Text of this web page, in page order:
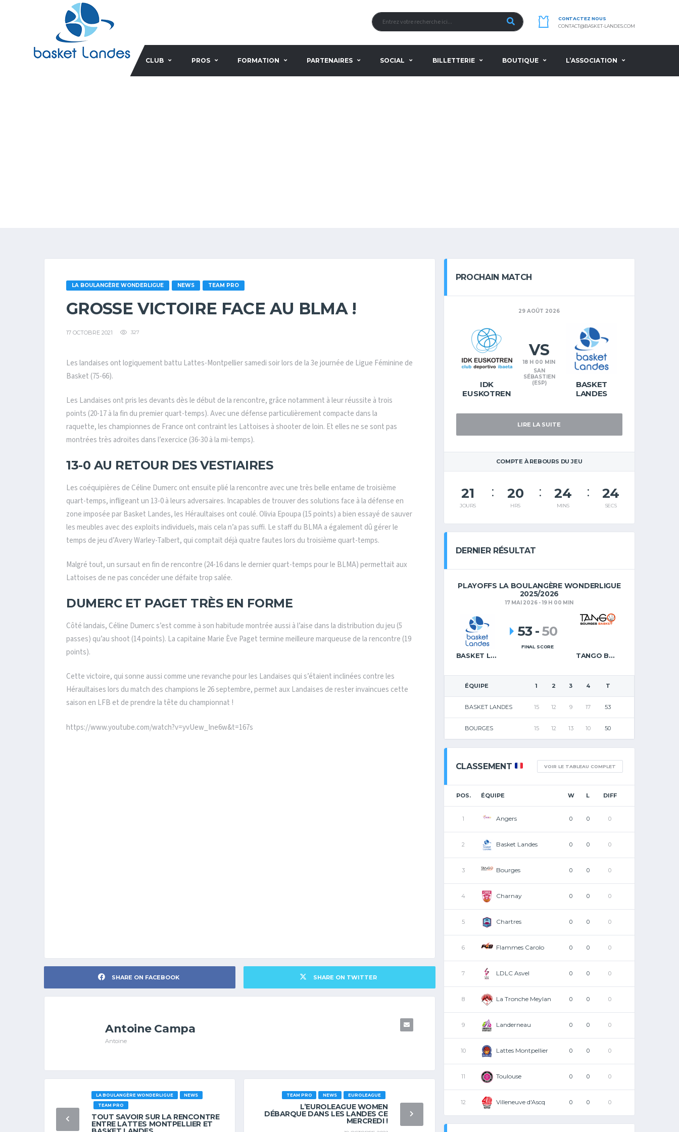
CONTACTEZ NOUS
CONTACT@BASKET-LANDES.COM
CLUB PROS FORMATION PARTENAIRES SOCIAL BILLETTERIE BOUTIQUE L’ASSOCIATION
LA BOULANGÈRE WONDERLIGUE NEWS TEAM PRO
GROSSE VICTOIRE FACE AU BLMA !
17 OCTOBRE 2021 327
Les landaises ont logiquement battu Lattes-Montpellier samedi soir lors de la 3e journée de Ligue Féminine de
Basket (75-66).
Les Landaises ont pris les devants dès le début de la rencontre, grâce notamment à leur réussite à trois
points (20-17 à la fin du premier quart-temps). Avec une défense particulièrement compacte dans la
raquette, les championnes de France ont contraint les Lattoises à shooter de loin. Et elles ne se sont pas
montrées très adroites dans l’exercice (36-30 à la mi-temps).
13-0 AU RETOUR DES VESTIAIRES
Les coéquipières de Céline Dumerc ont ensuite plié la rencontre avec une très belle entame de troisième
quart-temps, infligeant un 13-0 à leurs adversaires. Incapables de trouver des solutions face à la défense en
zone imposée par Basket Landes, les Héraultaises ont coulé. Olivia Epoupa (15 points) a bien essayé de sauver
les meubles avec des exploits individuels, mais cela n’a pas suffi. Le staff du BLMA a également dû gérer le
temps de jeu d’Avery Warley-Talbert, qui comptait déjà quatre fautes lors du troisième quart-temps.
Malgré tout, un sursaut en fin de rencontre (24-16 dans le dernier quart-temps pour le BLMA) permettait aux
Lattoises de ne pas concéder une défaite trop salée.
DUMERC ET PAGET TRÈS EN FORME
Côté landais, Céline Dumerc s’est comme à son habitude montrée aussi à l’aise dans la distribution du jeu (5
passes) qu’au shoot (14 points). La capitaine Marie Ève Paget termine meilleure marqueuse de la rencontre (19
points).
Cette victoire, qui sonne aussi comme une revanche pour les Landaises qui s’étaient inclinées contre les
Héraultaises lors du match des champions le 26 septembre, permet aux Landaises de rester invaincues cette
saison en LFB et de prendre la tête du championnat !
https://www.youtube.com/watch?v=yvUew_Ine6w&t=167s
SHARE ON FACEBOOK SHARE ON TWITTER
Antoine Campa
Antoine
LA BOULANGÈRE WONDERLIGUE
NEWS
TEAM PRO
TOUT SAVOIR SUR LA RENCONTRE
ENTRE LATTES MONTPELLIER ET
EUROLEAGUE
NEWS
TEAM PRO
L’EUROLEAGUE WOMEN
DÉBARQUE DANS LES LANDES CE
MERCREDI !
PROCHAIN MATCH
29 AOÛT 2026
IDK
EUSKOTREN
BASKET
LANDES
VS
18 H 00 MIN
SAN
SÉBASTIEN
(ESP)
LIRE LA SUITE
COMPTE À REBOURS DU JEU
21
JOURS
20
HRS
24
MINS
23
SECS
DERNIER RÉSULTAT
PLAYOFFS LA BOULANGÈRE WONDERLIGUE
2025/2026
17 MAI 2026 - 19 H 00 MIN
BASKET LANDES TANGO BOURGES BASKET
53 -50
FINAL SCORE
ÉQUIPE 1 2 3 4 T
BASKET LANDES 15 12 9 17 53
BOURGES 15 12 13 10 50
CLASSEMENT VOIR LE TABLEAU COMPLET
POS. ÉQUIPE W L DIFF
1 Angers 0 0 0
2 Basket Landes 0 0 0
3 Bourges 0 0 0
4 Charnay 0 0 0
5 Chartres 0 0 0
6 Flammes Carolo 0 0 0
7 LDLC Asvel 0 0 0
8 La Tronche Meylan 0 0 0
9 Landerneau 0 0 0
10 Lattes Montpellier 0 0 0
11 Toulouse 0 0 0
12 Villeneuve d'Ascq 0 0 0